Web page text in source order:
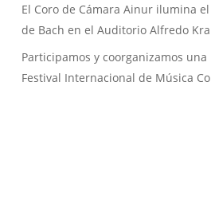
El Coro de Cámara Ainur ilumina
de Bach en el Auditorio Alfredo
Participamos y coorganizamos
Festival Internacional de Música